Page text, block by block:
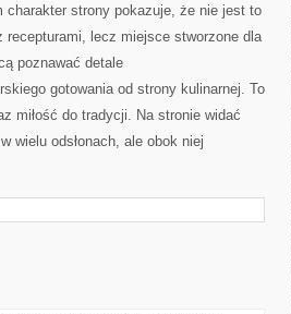
charakter strony pokazuje, że nie jest to
recepturami, lecz miejsce stworzone dla
poznawać detale
gotowania od strony kulinarnej. To
miłość do tradycji. Na stronie widać
wielu odsłonach, ale obok niej